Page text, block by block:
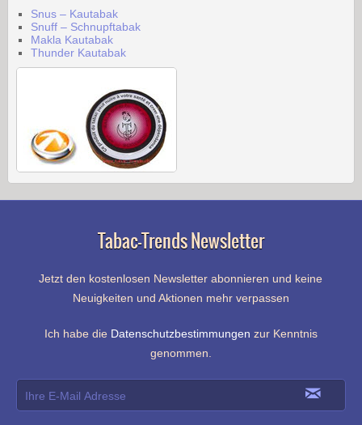
Snus – Kautabak
Snuff – Schnupftabak
Makla Kautabak
Thunder Kautabak
Tabac-Trends Newsletter
Jetzt den kostenlosen Newsletter abonnieren und keine
Neuigkeiten und Aktionen mehr verpassen
Ich habe die Datenschutzbestimmungen zur Kenntnis
genommen.